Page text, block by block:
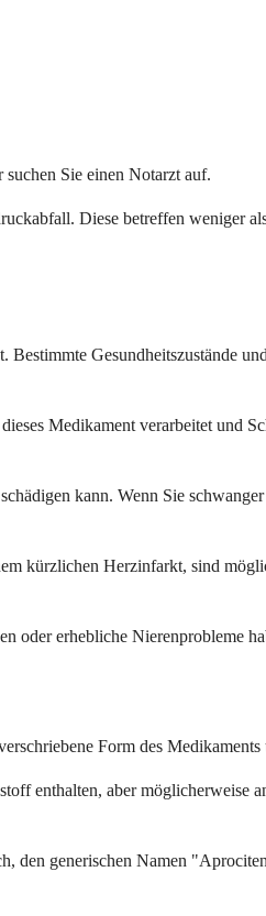
Sie einen Notarzt auf.
Diese betreffen weniger
Gesundheitszustände
Medikament verarbeitet und
kann. Wenn Sie
kürzlichen Herzinfarkt, sind
oder erhebliche Nierenprobleme
Form des
enthalten, aber möglicherweise
den generischen Namen